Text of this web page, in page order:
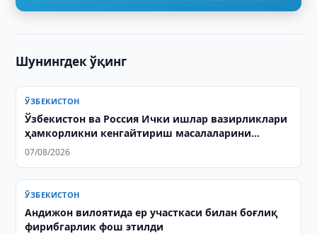
Шунингдек ўқинг
ЎЗБЕКИСТОН
Ўзбекистон ва Россия Ички ишлар вазирликлари
ҳамкорликни кенгайтириш масалаларини
муҳокама қилишди
07/08/2026
ЎЗБЕКИСТОН
Андижон вилоятида ер участкаси билан боғлиқ
фирибгарлик фош этилди